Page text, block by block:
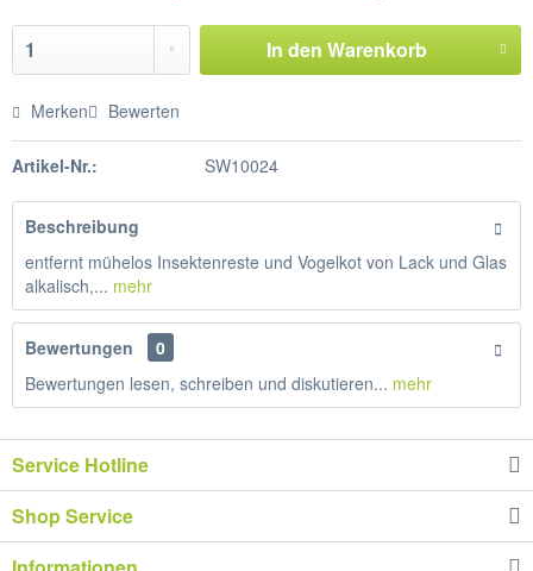
In den Warenkorb
Merken Bewerten
Artikel-Nr.: SW10024
Beschreibung
entfernt mühelos Insektenreste und Vogelkot von Lack und Glas
alkalisch,... mehr
Bewertungen
0
Bewertungen lesen, schreiben und diskutieren... mehr
Service Hotline
Shop Service